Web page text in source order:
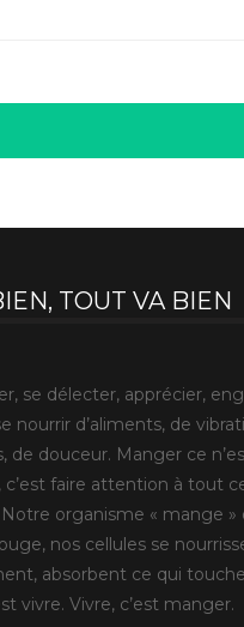
TOUT VA BIEN
se délecter, apprécier,
nourrir d’aliments, de
de douceur. Manger ce
c’est faire attention à tout
organisme « mange »
nos cellules se
absorbent ce qui
vivre. Vivre, c’est manger.